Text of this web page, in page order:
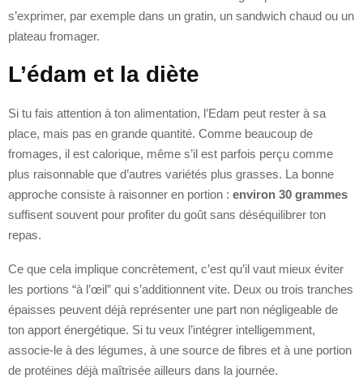
s’exprimer, par exemple dans un gratin, un sandwich chaud ou un
plateau fromager.
L’édam et la diète
Si tu fais attention à ton alimentation, l’Edam peut rester à sa
place, mais pas en grande quantité. Comme beaucoup de
fromages, il est calorique, même s’il est parfois perçu comme
plus raisonnable que d’autres variétés plus grasses. La bonne
approche consiste à raisonner en portion : environ 30 grammes
suffisent souvent pour profiter du goût sans déséquilibrer ton
repas.
Ce que cela implique concrètement, c’est qu’il vaut mieux éviter
les portions “à l’œil” qui s’additionnent vite. Deux ou trois tranches
épaisses peuvent déjà représenter une part non négligeable de
ton apport énergétique. Si tu veux l’intégrer intelligemment,
associe-le à des légumes, à une source de fibres et à une portion
de protéines déjà maîtrisée ailleurs dans la journée.